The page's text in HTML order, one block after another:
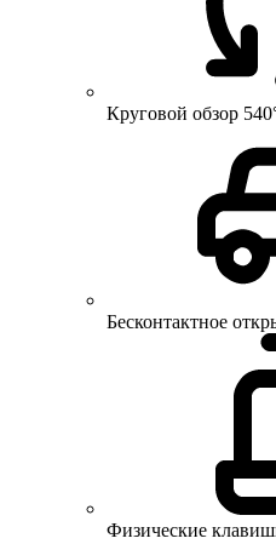
Круговой обзор
Бесконтактное
Физические